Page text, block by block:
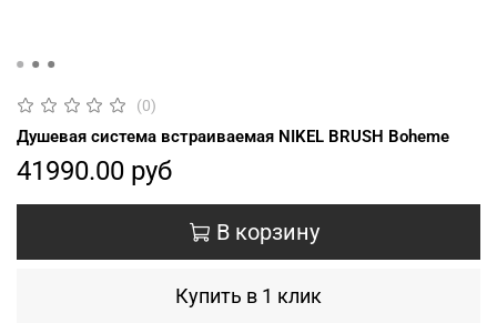
(0)
Душевая система встраиваемая NIKEL BRUSH Boheme
41990.00 руб
В корзину
Купить в 1 клик